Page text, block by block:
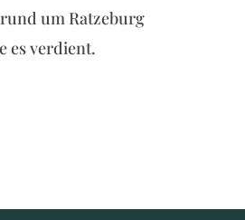
um Ratzeburg
es verdient.